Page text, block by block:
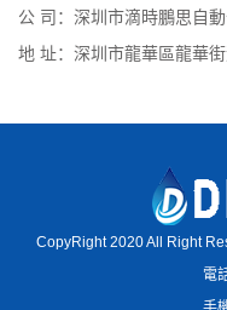
公 司：深圳市滴時鵬思自
地 址：深圳市龍華區龍華
CopyRight 2020 All Right
電